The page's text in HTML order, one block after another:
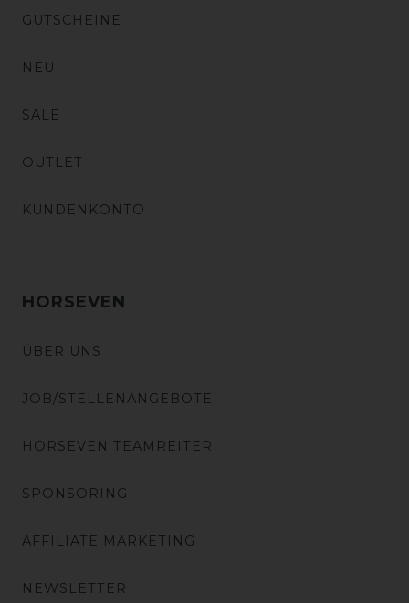
GUTSCHEINE
NEU
SALE
OUTLET
KUNDENKONTO
HORSEVEN
ÜBER UNS
JOB/STELLENANGEBOTE
HORSEVEN TEAMREITER
SPONSORING
AFFILIATE MARKETING
NEWSLETTER